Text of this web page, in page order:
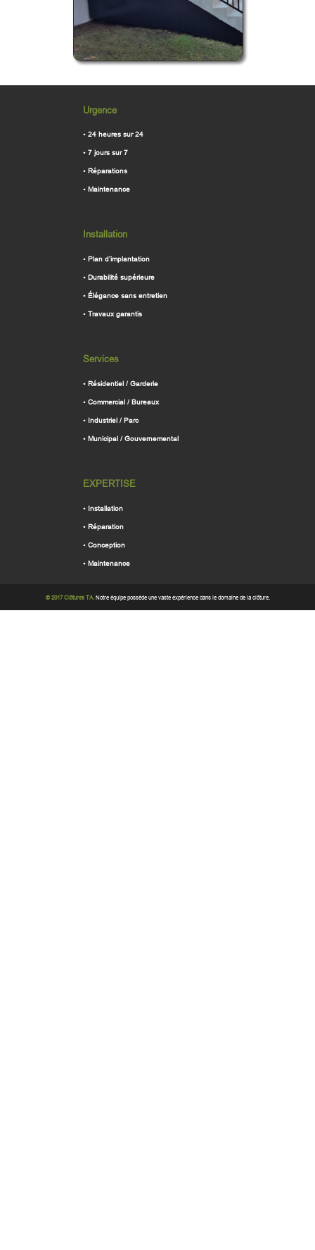
Urgence
• 24 heures sur 24
• 7 jours sur 7
• Réparations
• Maintenance
Installation
• Plan d’implantation
• Durabilité supérieure
• Élégance sans entretien
• Travaux garantis
Services
• Résidentiel / Garderie
• Commercial / Bureaux
• Industriel / Parc
• Municipal / Gouvernemental
EXPERTISE
• Installation
• Réparation
• Conception
• Maintenance
© 2017 Clôtures TA.Notre équipe possède une vaste expérience dans le domaine de la clôture.